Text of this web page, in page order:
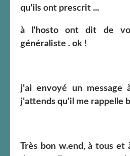
qu'ils ont prescrit ...
à l'hosto ont dit de
généraliste . ok !
j'ai envoyé un message
j'attends qu'il me rappelle
Très bon w.end, à tous et